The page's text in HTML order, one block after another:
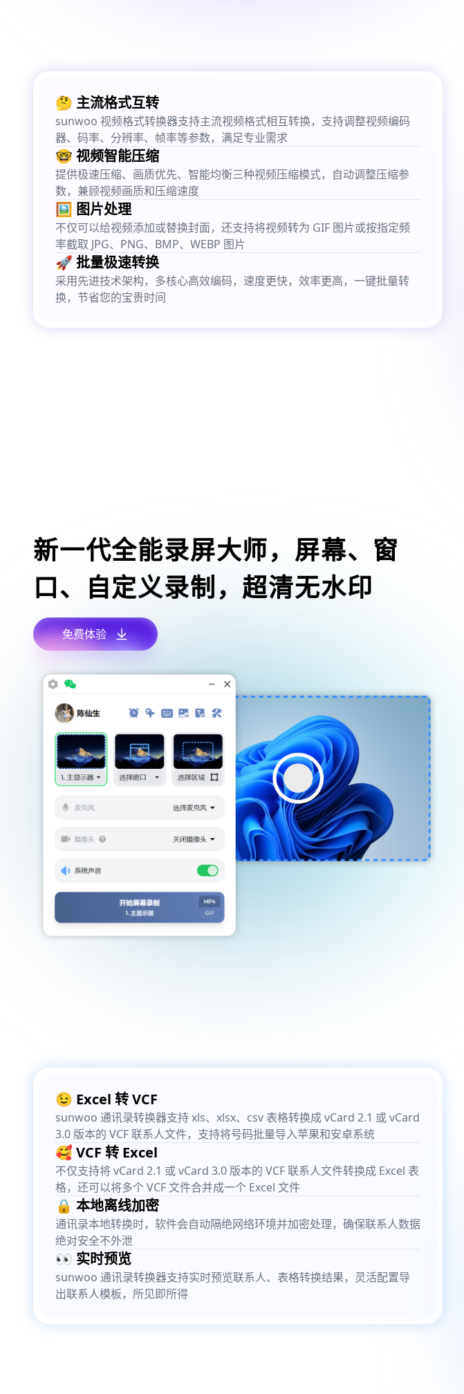
🤔 主流格式互转
sunwoo 视频格式转换器支持主流视频格式相互转换，支持调整视频编码
器、码率、分辨率、帧率等参数，满足专业需求
🤓 视频智能压缩
提供极速压缩、画质优先、智能均衡三种视频压缩模式，自动调整压缩参
数，兼顾视频画质和压缩速度
🖼️ 图片处理
不仅可以给视频添加或替换封面，还支持将视频转为 GIF 图片或按指定频
率截取 JPG、PNG、BMP、WEBP 图片
🚀 批量极速转换
采用先进技术架构，多核心高效编码，速度更快，效率更高，一键批量转
换，节省您的宝贵时间
新一代全能录屏大师，屏幕、窗
口、自定义录制，超清无水印
免费体验
😉 Excel 转 VCF
sunwoo 通讯录转换器支持 xls、xlsx、csv 表格转换成 vCard 2.1 或 vCard
3.0 版本的 VCF 联系人文件，支持将号码批量导入苹果和安卓系统
🥰 VCF 转 Excel
不仅支持将 vCard 2.1 或 vCard 3.0 版本的 VCF 联系人文件转换成 Excel 表
格，还可以将多个 VCF 文件合并成一个 Excel 文件
🔒 本地离线加密
通讯录本地转换时，软件会自动隔绝网络环境并加密处理，确保联系人数据
绝对安全不外泄
👀 实时预览
sunwoo 通讯录转换器支持实时预览联系人、表格转换结果，灵活配置导
出联系人模板，所见即所得